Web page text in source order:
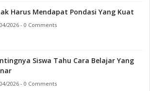
Harus Mendapat Pondasi Yang Kuat
2026 - 0 Comments
Siswa Tahu Cara Belajar Yang
2026 - 0 Comments